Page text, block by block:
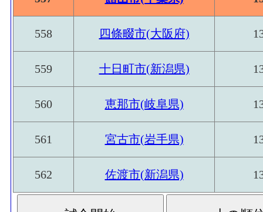
558 四條畷市(大阪府)
559 十日町市(新潟県)
560 恵那市(岐阜県)
561 宮古市(岩手県)
562 佐渡市(新潟県)